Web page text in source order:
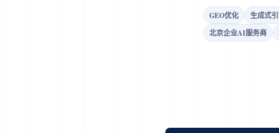
GEO优化 生成式
北京企业AI服务商